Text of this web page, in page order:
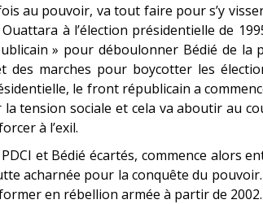
au pouvoir, va tout faire pour s’y
à l’élection présidentielle de
» pour déboulonner Bédié de la
des marches pour boycotter les
le front républicain a
tension sociale et cela va aboutir au
à l’exil.
et Bédié écartés, commence alors
acharnée pour la conquête du
en rébellion armée à partir de 2002.